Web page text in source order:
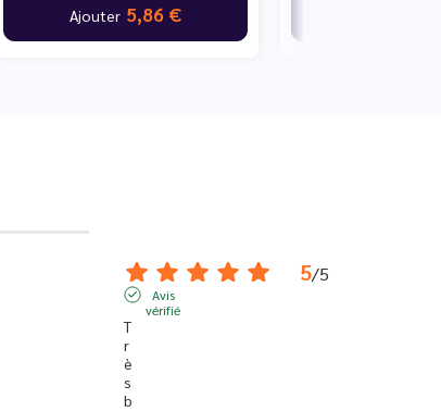
Ajouter 5,86 €
5/5
Avis
vérifié
T
r
è
s
b